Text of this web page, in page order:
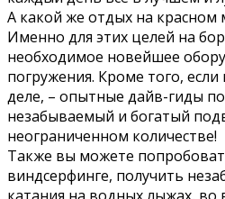
А какой же отдых на красном
Именно для этих целей на
необходимое новейшее
погружения. Кроме того,
деле, – опытные дайв-гиды
незабываемый и богатый
неограниченном количестве!
Также вы можете
виндсерфинге, получить